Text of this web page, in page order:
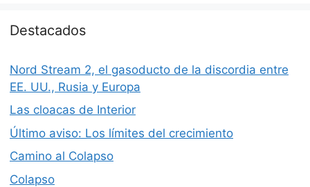
Destacados
Nord Stream 2, el gasoducto de la discordia entre
EE. UU., Rusia y Europa
Las cloacas de Interior
Último aviso: Los límites del crecimiento
Camino al Colapso
Colapso